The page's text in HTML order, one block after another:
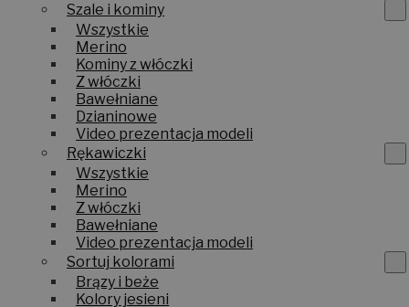
Szale i kominy
Wszystkie
Merino
Kominy z włóczki
Z włóczki
Bawełniane
Dzianinowe
Video prezentacja modeli
Rękawiczki
Wszystkie
Merino
Z włóczki
Bawełniane
Video prezentacja modeli
Sortuj kolorami
Brązy i beże
Kolory jesieni